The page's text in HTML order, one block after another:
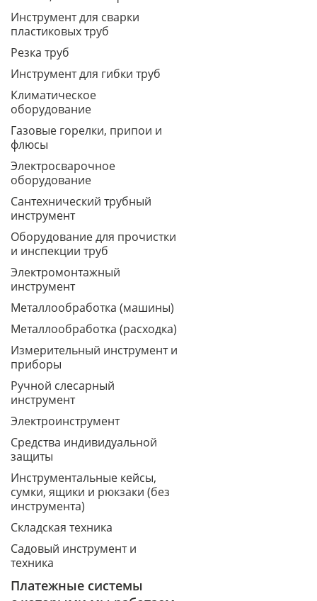
Инструмент для сварки
пластиковых труб
Резка труб
Инструмент для гибки труб
Климатическое
оборудование
Газовые горелки, припои и
флюсы
Электросварочное
оборудование
Сантехнический трубный
инструмент
Оборудование для прочистки
и инспекции труб
Электромонтажный
инструмент
Металлообработка (машины)
Металлообработка (расходка)
Измерительный инструмент и
приборы
Ручной слесарный
инструмент
Электроинструмент
Средства индивидуальной
защиты
Инструментальные кейсы,
сумки, ящики и рюкзаки (без
инструмента)
Складская техника
Садовый инструмент и
техника
Платежные системы